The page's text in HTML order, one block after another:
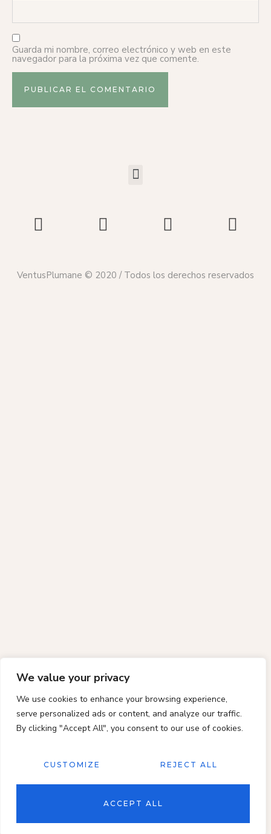
We value your privacy
We use cookies to enhance your browsing experience,
serve personalized ads or content, and analyze our traffic.
By clicking "Accept All", you consent to our use of cookies.
CUSTOMIZE REJECT ALL
ACCEPT ALL
Guarda mi nombre, correo electrónico y web en este
navegador para la próxima vez que comente.
VentusPlumane © 2020 / Todos los derechos reservados